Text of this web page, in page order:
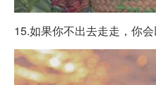
15.如果你不出去走走，你